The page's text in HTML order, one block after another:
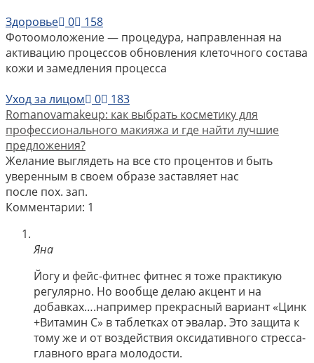
Здоровье
0
158
Фотоомоложение — процедура, направленная на
активацию процессов обновления клеточного состава
кожи и замедления процесса
Уход за лицом
0
183
Romanovamakeup: как выбрать косметику для
профессионального макияжа и где найти лучшие
предложения?
Желание выглядеть на все сто процентов и быть
уверенным в своем образе заставляет нас
после пох. зап.
Комментарии: 1
Яна
Йогу и фейс-фитнес фитнес я тоже практикую
регулярно. Но вообще делаю акцент и на
добавках….например прекрасный вариант «Цинк
+Витамин С» в таблетках от эвалар. Это защита к
тому же и от воздействия оксидативного стресса-
главного врага молодости.